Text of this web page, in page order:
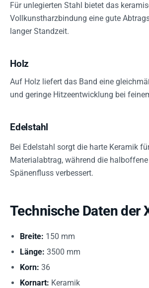
Für unlegierten Stahl bietet das
Vollkunstharzbindung eine gute
langer Standzeit.
Holz
Auf Holz liefert das Band eine
und geringe Hitzeentwicklung bei
Edelstahl
Bei Edelstahl sorgt die harte Keramik
Materialabtrag, während die
Spänenfluss verbessert.
Technische Daten der
Breite: 150 mm
Länge: 3500 mm
Korn: 36
Kornart: Keramik